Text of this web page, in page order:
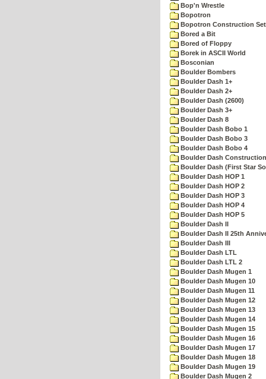
Bop'n Wrestle
Bopotron
Bopotron Construction Set
Bored a Bit
Bored of Floppy
Borek in ASCII World
Bosconian
Boulder Bombers
Boulder Dash 1+
Boulder Dash 2+
Boulder Dash (2600)
Boulder Dash 3+
Boulder Dash 8
Boulder Dash Bobo 1
Boulder Dash Bobo 3
Boulder Dash Bobo 4
Boulder Dash
Boulder Dash (First Star
Boulder Dash HOP 1
Boulder Dash HOP 2
Boulder Dash HOP 3
Boulder Dash HOP 4
Boulder Dash HOP 5
Boulder Dash II
Boulder Dash II 25th
Boulder Dash III
Boulder Dash LTL
Boulder Dash LTL 2
Boulder Dash Mugen 1
Boulder Dash Mugen 10
Boulder Dash Mugen 11
Boulder Dash Mugen 12
Boulder Dash Mugen 13
Boulder Dash Mugen 14
Boulder Dash Mugen 15
Boulder Dash Mugen 16
Boulder Dash Mugen 17
Boulder Dash Mugen 18
Boulder Dash Mugen 19
Boulder Dash Mugen 2